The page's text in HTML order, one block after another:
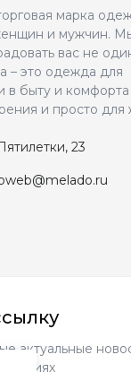
марка
и мужчин.
вас не
– это одежда для
в быту и комфорта
и просто для
23
актуальные